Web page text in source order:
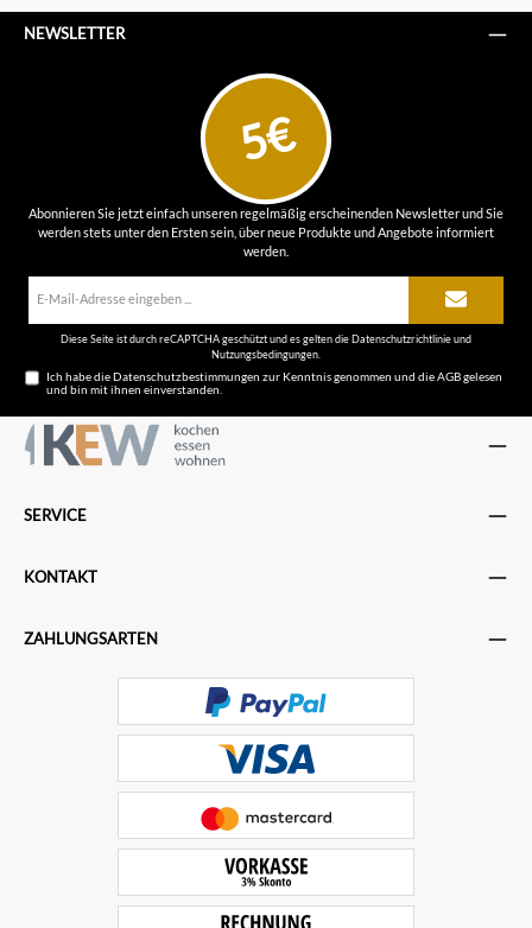
NEWSLETTER
5€
Abonnieren Sie jetzt einfach unseren regelmäßig erscheinenden Newsletter und Sie
werden stets unter den Ersten sein, über neue Produkte und Angebote informiert
werden.
Diese Seite ist durch reCAPTCHA geschützt und es gelten die Datenschutzrichtlinieund
Nutzungsbedingungen.
Ich habe dieDatenschutzbestimmungen zur Kenntnis genommen und dieAGBgelesen
und bin mit ihnen einverstanden.
SERVICE
KONTAKT
ZAHLUNGSARTEN